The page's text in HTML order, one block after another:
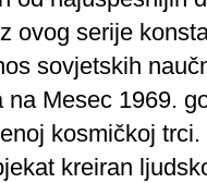
ovog serije
sovjetskih
na Mesec 1969.
kosmičkoj
kreiran